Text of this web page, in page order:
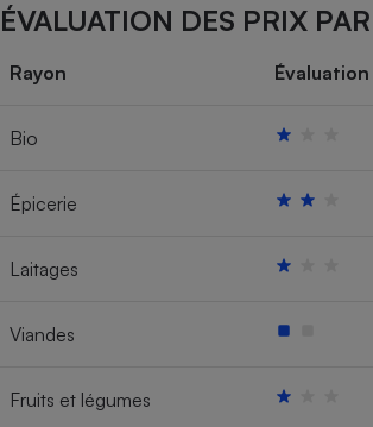
ÉVALUATION DES PRIX
Rayon Évaluation
Bio
Épicerie
Laitages
Viandes
Fruits et légumes